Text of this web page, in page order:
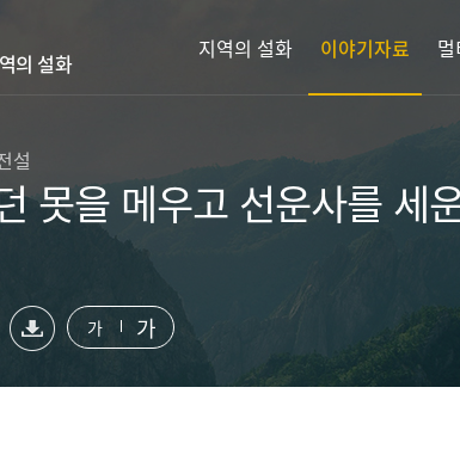
의 설화
지역의 설화 이야기자료
설
못을 메우고 선운사를 세
가 가